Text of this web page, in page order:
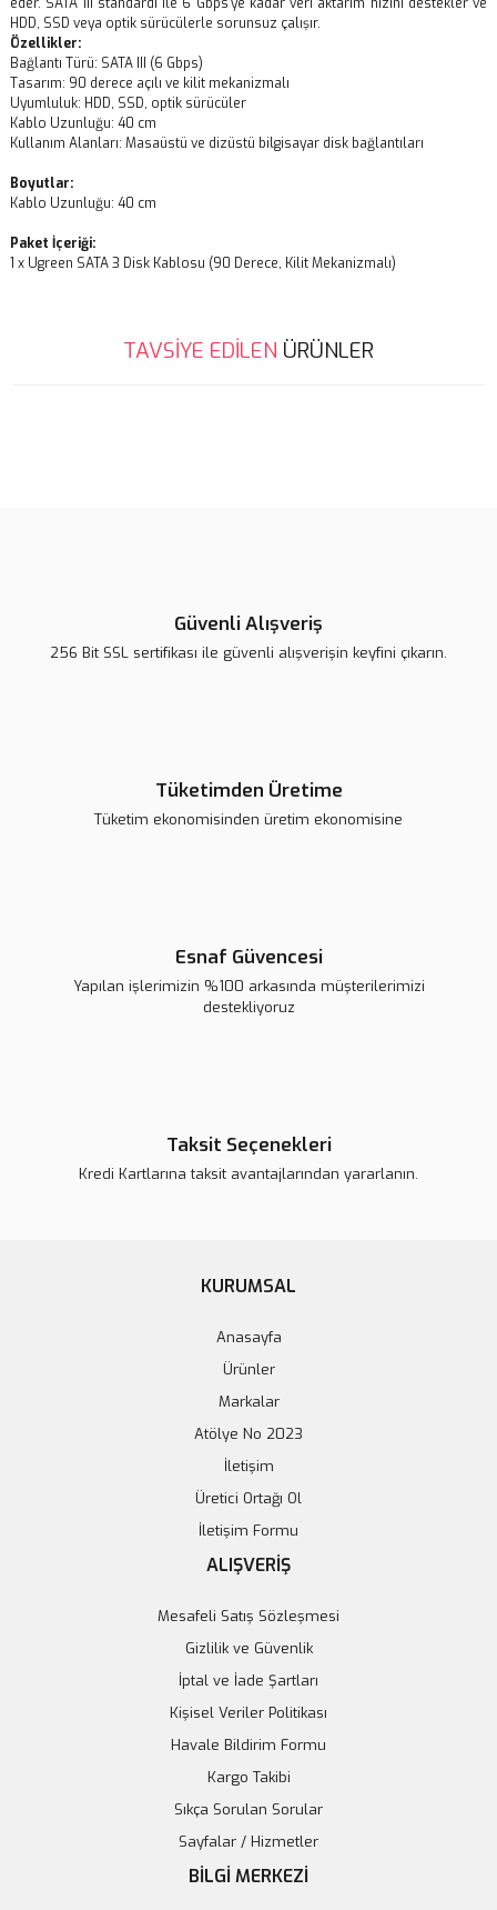
HDD, SSD veya optik sürücülerle sorunsuz çalışır.
Özellikler:
Bağlantı Türü: SATA III (6 Gbps)
Tasarım: 90 derece açılı ve kilit mekanizmalı
Uyumluluk: HDD, SSD, optik sürücüler
Kablo Uzunluğu: 40 cm
Kullanım Alanları: Masaüstü ve dizüstü bilgisayar disk bağlantıları
Boyutlar:
Kablo Uzunluğu: 40 cm
Paket İçeriği:
1 x Ugreen SATA 3 Disk Kablosu (90 Derece, Kilit Mekanizmalı)
Bu ürünün fiyat bilgisi, resim, ürün açıklamalarında ve diğer
konularda yetersiz gördüğünüz noktaları öneri formunu kullanarak
TAVSİYE EDİLEN ÜRÜNLER
199,81 TL
Duttek SATA Kablosu Uzatma Erkek
Sepete Ekle
Güvenli Alışveriş
256 Bit SSL sertifikası ile güvenli alışverişin keyfini çıkarın.
Tüketimden Üretime
Tüketim ekonomisinden üretim ekonomisine
Esnaf Güvencesi
Yapılan işlerimizin %100 arkasında müşterilerimizi
destekliyoruz
Taksit Seçenekleri
Kredi Kartlarına taksit avantajlarından yararlanın.
KURUMSAL
Anasayfa
Ürünler
Markalar
Atölye No 2023
İletişim
Üretici Ortağı Ol
İletişim Formu
ALIŞVERİŞ
Mesafeli Satış Sözleşmesi
Gizlilik ve Güvenlik
İptal ve İade Şartları
Kişisel Veriler Politikası
Havale Bildirim Formu
Kargo Takibi
Sıkça Sorulan Sorular
Sayfalar / Hizmetler
BİLGİ MERKEZİ